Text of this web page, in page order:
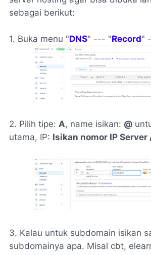
sebagai berikut:
1. Buka menu "DNS" --- "Record"
2. Pilih tipe: A, name isikan: @
utama, IP: Isikan nomor IP
3. Kalau untuk subdomain isikan
subdomainya apa. Misal cbt,